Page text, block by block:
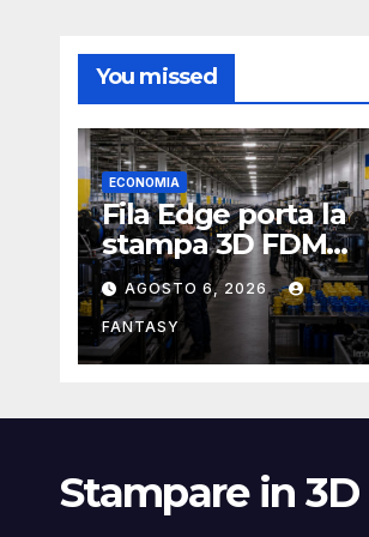
You missed
ECONOMIA
Fila Edge porta la
stampa 3D FDM
verso la produzione
industriale di serie
in Ucraina
AGOSTO 6, 2026
FANTASY
Stampare in 3D